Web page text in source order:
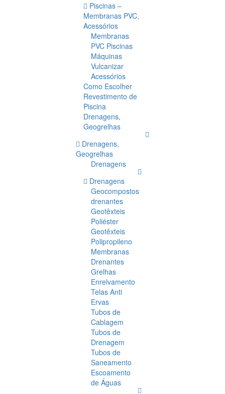
Piscinas –
Membranas PVC,
Acessórios
Membranas
PVC Piscinas
Máquinas
Vulcanizar
Acessórios
Como Escolher
Revestimento de
Piscina
Drenagens,
Geogrelhas
Drenagens,
Geogrelhas
Drenagens
Drenagens
Geocompostos
drenantes
Geotêxteis
Poliéster
Geotêxteis
Polipropileno
Membranas
Drenantes
Grelhas
Enrelvamento
Telas Anti
Ervas
Tubos de
Cablagem
Tubos de
Drenagem
Tubos de
Saneamento
Escoamento
de Águas